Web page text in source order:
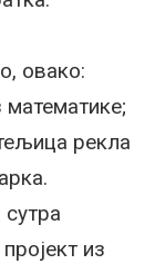
овако:
рекла
из